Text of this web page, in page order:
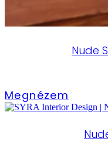
Nude
Megnézem